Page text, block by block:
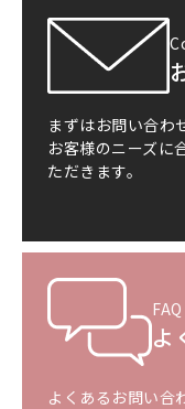
まずはお問い合わ
お客様のニーズに
ただきます。
FAQ
よ
よくあるお問い合